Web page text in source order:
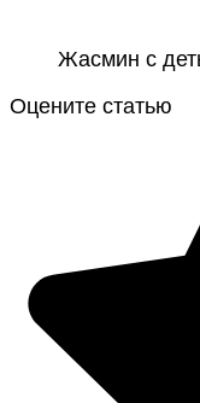
Жасмин с
Оцените статью